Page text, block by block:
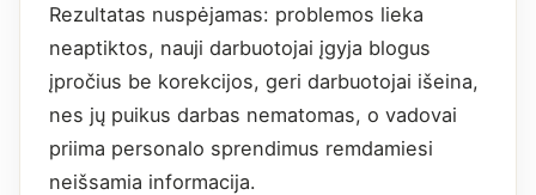
Rezultatas nuspėjamas: problemos lieka
neaptiktos, nauji darbuotojai įgyja blogus
įpročius be korekcijos, geri darbuotojai išeina,
nes jų puikus darbas nematomas, o vadovai
priima personalo sprendimus remdamiesi
neišsamia informacija.